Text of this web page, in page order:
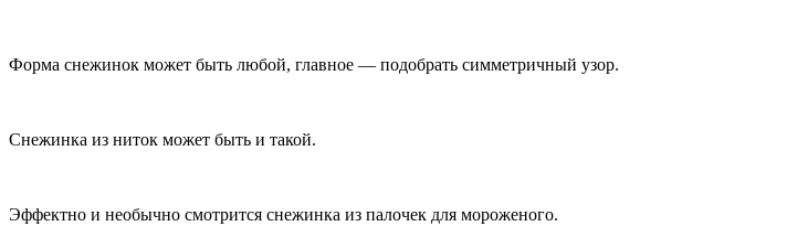
Форма снежинок может быть любой, главное — подобрать симметричный узор.
Снежинка из ниток может быть и такой.
Эффектно и необычно смотрится снежинка из палочек для мороженого.